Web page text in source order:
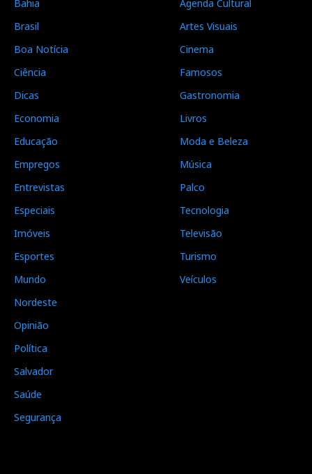
Bahia
Brasil
Boa Notícia
Ciência
Dicas
Economia
Educação
Empregos
Entrevistas
Especiais
Imóveis
Esportes
Mundo
Nordeste
Opinião
Política
Salvador
Saúde
Segurança
Agenda Cultural
Artes Visuais
Cinema
Famosos
Gastronomia
Livros
Moda e Beleza
Música
Palco
Tecnologia
Televisão
Turismo
Veículos